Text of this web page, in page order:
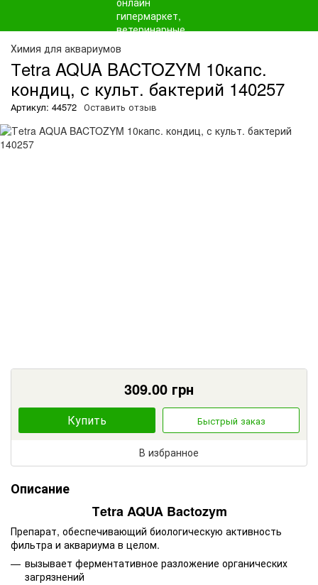
Химия для аквариумов
Тetra AQUA BACTOZYM 10капс.
кондиц, с культ. бактерий 140257
Артикул: 44572 Оставить отзыв
309.00 грн
Купить Быстрый заказ
В избранное
Описание
Тetra AQUA Bactozym
Препарат, обеспечивающий биологическую активность
фильтра и аквариума в целом.
вызывает ферментативное разложение органических
загрязнений